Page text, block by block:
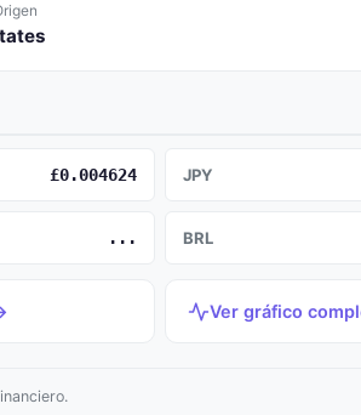
£0.004624 JPY
... BRL
Ver gráfico